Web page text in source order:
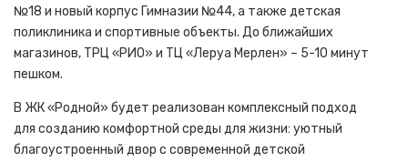
№18 и новый корпус Гимназии №44, а также детская
поликлиника и спортивные объекты. До ближайших
магазинов, ТРЦ «РИО» и ТЦ «Леруа Мерлен» – 5-10 минут
пешком.
В ЖК «Родной» будет реализован комплексный подход
для созданию комфортной среды для жизни: уютный
благоустроенный двор с современной детской